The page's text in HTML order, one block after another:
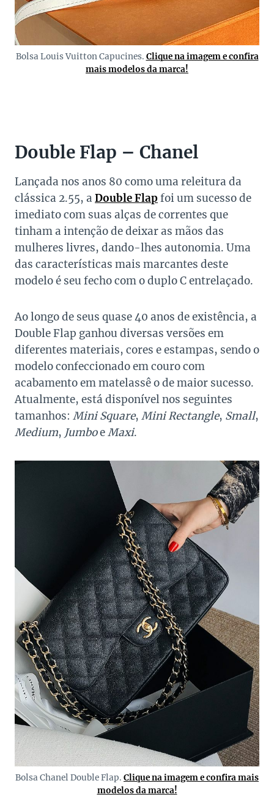
Bolsa Louis Vuitton Capucines. Clique na imagem e confira
mais modelos da marca!
Double Flap – Chanel
Lançada nos anos 80 como uma releitura da
clássica 2.55, a Double Flapfoi um sucesso de
imediato com suas alças de correntes que
tinham a intenção de deixar as mãos das
mulheres livres, dando-lhes autonomia. Uma
das características mais marcantes deste
modelo é seu fecho com o duplo C entrelaçado.
Ao longo de seus quase 40 anos de existência, a
Double Flap ganhou diversas versões em
diferentes materiais, cores e estampas, sendo o
modelo confeccionado em couro com
acabamento em matelassê o de maior sucesso.
Atualmente, está disponível nos seguintes
tamanhos: Mini Square, Mini Rectangle, Small,
Medium, JumboeMaxi.
Bolsa Chanel Double Flap. Clique na imagem e confira mais
modelos da marca!